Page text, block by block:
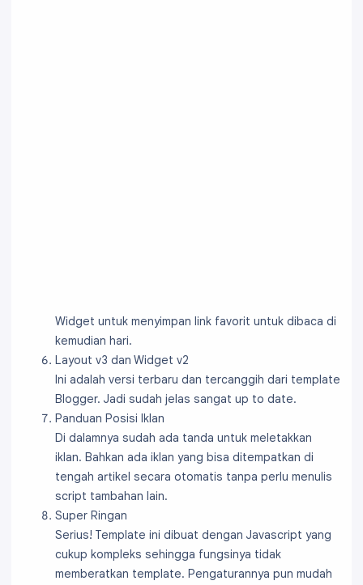
Widget untuk menyimpan link favorit untuk dibaca di
kemudian hari.
Layout v3 dan Widget v2
Ini adalah versi terbaru dan tercanggih dari template
Blogger. Jadi sudah jelas sangat up to date.
Panduan Posisi Iklan
Di dalamnya sudah ada tanda untuk meletakkan
iklan. Bahkan ada iklan yang bisa ditempatkan di
tengah artikel secara otomatis tanpa perlu menulis
script tambahan lain.
Super Ringan
Serius! Template ini dibuat dengan Javascript yang
cukup kompleks sehingga fungsinya tidak
memberatkan template. Pengaturannya pun mudah